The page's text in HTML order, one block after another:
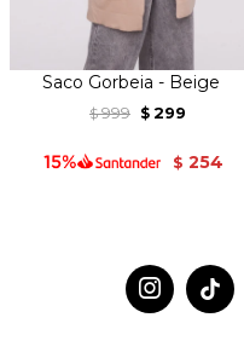
Saco Gorbeia - Beige
$ 999 $ 299
$ 254
